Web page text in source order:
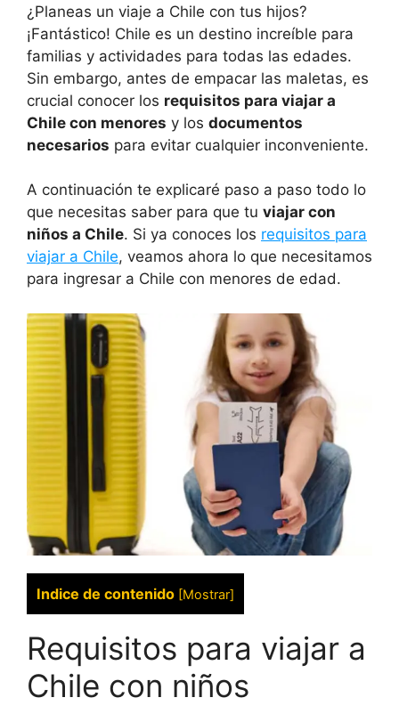
¿Planeas un viaje a Chile con tus hijos?
¡Fantástico! Chile es un destino increíble para
familias y actividades para todas las edades.
Sin embargo, antes de empacar las maletas, es
crucial conocer los requisitos para viajar a
Chile con menores y los documentos
necesarios para evitar cualquier inconveniente.
A continuación te explicaré paso a paso todo lo
que necesitas saber para que tu viajar con
niños a Chile. Si ya conoces los requisitos para
viajar a Chile, veamos ahora lo que necesitamos
para ingresar a Chile con menores de edad.
Indice de contenido [Mostrar]
Requisitos para viajar a
Chile con niños